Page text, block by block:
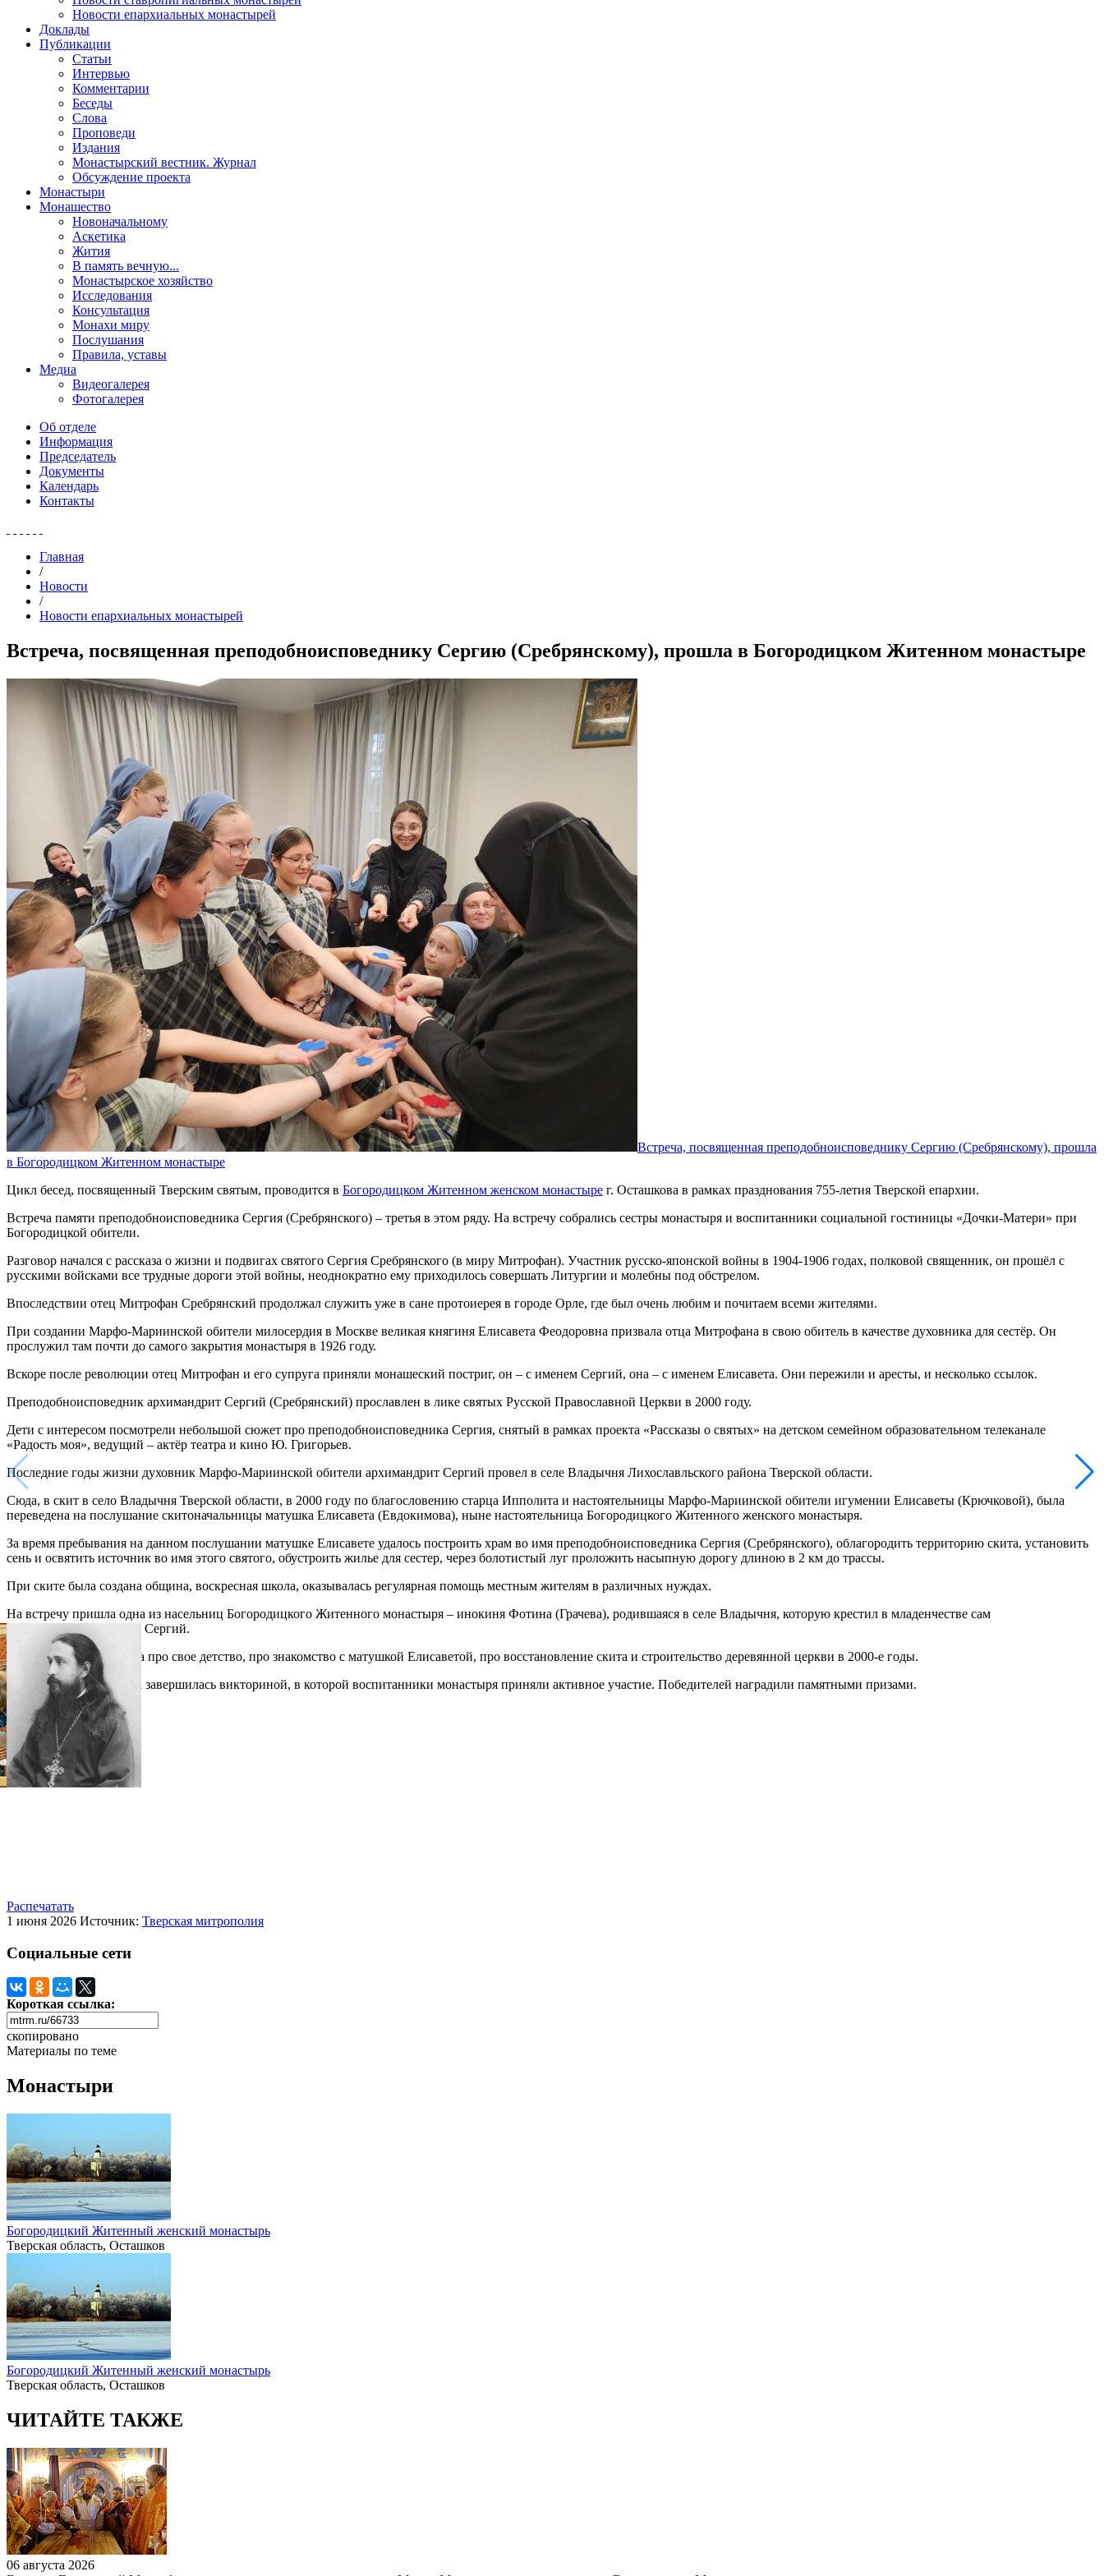
Новости епархиальных монастырей
Доклады
Публикации
Статьи
Интервью
Комментарии
Беседы
Слова
Проповеди
Издания
Монастырский вестник. Журнал
Обсуждение проекта
Монастыри
Монашество
Новоначальному
Аскетика
Жития
В память вечную...
Монастырское хозяйство
Исследования
Консультация
Монахи миру
Послушания
Правила, уставы
Медиа
Видеогалерея
Фотогалерея
Об отделе
Информация
Председатель
Документы
Календарь
Контакты
Главная
/
Новости
/
Новости епархиальных монастырей
Встреча, посвященная преподобноисповеднику Сергию (Сребрянскому), прошла в Богородицком Житенном монастыре
Встреча, посвященная преподобноисповеднику Сергию (Сребрянскому), прошла
в Богородицком Житенном монастыре
Цикл бесед, посвященный Тверским святым, проводится в Богородицком Житенном женском монастыре г. Осташкова в рамках празднования 755-летия Тверской епархии.
Встреча памяти преподобноисповедника Сергия (Сребрянского) ‒ третья в этом ряду. На встречу собрались сестры монастыря и воспитанники социальной гостиницы «Дочки-Матери» при
Богородицкой обители.
Разговор начался с рассказа о жизни и подвигах святого Сергия Сребрянского (в миру Митрофан). Участник русско-японской войны в 1904-1906 годах, полковой священник, он прошёл с
русскими войсками все трудные дороги этой войны, неоднократно ему приходилось совершать Литургии и молебны под обстрелом.
Впоследствии отец Митрофан Сребрянский продолжал служить уже в сане протоиерея в городе Орле, где был очень любим и почитаем всеми жителями.
При создании Марфо-Мариинской обители милосердия в Москве великая княгиня Елисавета Феодоровна призвала отца Митрофана в свою обитель в качестве духовника для сестёр. Он
прослужил там почти до самого закрытия монастыря в 1926 году.
Вскоре после революции отец Митрофан и его супруга приняли монашеский постриг, он – с именем Сергий, она – с именем Елисавета. Они пережили и аресты, и несколько ссылок.
Преподобноисповедник архимандрит Сергий (Сребрянский) прославлен в лике святых Русской Православной Церкви в 2000 году.
Дети с интересом посмотрели небольшой сюжет про преподобноисповедника Сергия, снятый в рамках проекта «Рассказы о святых» на детском семейном образовательном телеканале
«Радость моя», ведущий ‒ актёр театра и кино Ю. Григорьев.
Последние годы жизни духовник Марфо-Мариинской обители архимандрит Сергий провел в селе Владычня Лихославльского района Тверской области.
Сюда, в скит в село Владычня Тверской области, в 2000 году по благословению старца Ипполита и настоятельницы Марфо-Мариинской обители игумении Елисаветы (Крючковой), была
переведена на послушание скитоначальницы матушка Елисавета (Евдокимова), ныне настоятельница Богородицкого Житенного женского монастыря.
За время пребывания на данном послушании матушке Елисавете удалось построить храм во имя преподобноисповедника Сергия (Сребрянского), облагородить территорию скита, установить
сень и освятить источник во имя этого святого, обустроить жилье для сестер, через болотистый луг проложить насыпную дорогу длиною в 2 км до трассы.
При ските была создана община, воскресная школа, оказывалась регулярная помощь местным жителям в различных нуждах.
На встречу пришла одна из насельниц Богородицкого Житенного монастыря ‒ инокиня Фотина (Грачева), родившаяся в селе Владычня, которую крестил в младенчестве сам
преподобноисповедник Сергий.
Мать Фотина рассказала про свое детство, про знакомство с матушкой Елисаветой, про восстановление скита и строительство деревянной церкви в 2000-е годы.
Познавательная встреча завершилась викториной, в которой воспитанники монастыря приняли активное участие. Победителей наградили памятными призами.
Распечатать
1 июня 2026 Источник: Тверская митрополия
Социальные сети
Короткая ссылка:
скопировано
Материалы по теме
Монастыри
Богородицкий Житенный женский монастырь
Тверская область, Осташков
Богородицкий Житенный женский монастырь
Тверская область, Осташков
ЧИТАЙТЕ ТАКЖЕ
06 августа 2026